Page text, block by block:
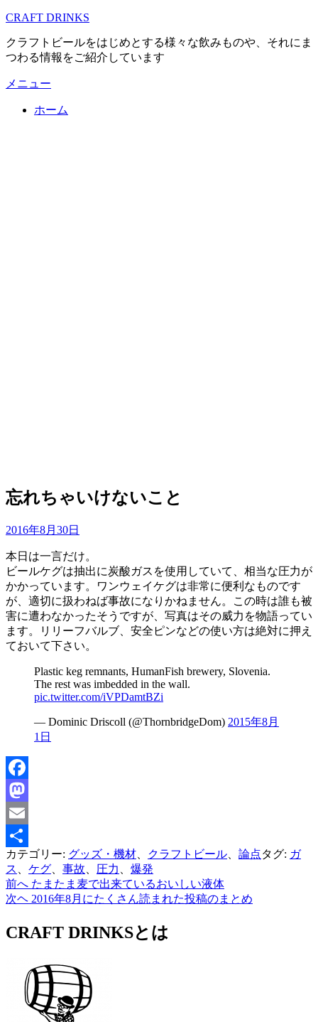
コ
テ
ン
ツ
へ
CRAFT DRINKS
クラフトビールをはじめとする様々な飲みものや、それにま
つわる情報をご紹介しています
メニュー
ホーム
忘れちゃいけないこと
投稿者master
投
日:
2016年8月30日
本日は一言だけ。
ビールケグは抽出に炭酸ガスを使用していて、相当な圧力が
かかっています。ワンウェイケグは非常に便利なものです
が、適切に扱わねば事故になりかねません。この時は誰も被
害に遭わなかったそうですが、写真はその威力を物語ってい
ます。リリーフバルブ、安全ピンなどの使い方は絶対に押え
ておいて下さい。
Plastic keg remnants, HumanFish brewery, Slovenia.
The rest was imbedded in the wall.
pic.twitter.com/iVPDamtBZi
— Dominic Driscoll (@ThornbridgeDom) 2015年8月
1日
Facebook
Mastodon
Email
共
有
カテゴリー: グッズ・機材 クラフトビール 論点タグ: ガ
ス
ケグ 事故 圧力 爆発
投
稿
ナ
前へ たまたま麦で出来ているおいしい液体
次ヘ 2016年8月にたくさん読まれた投稿のまとめ
CRAFT DRINKSとは